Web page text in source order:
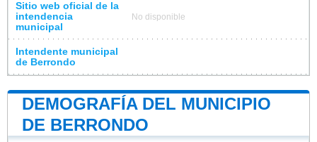
Sitio web oficial de la
intendencia
municipal
No disponible
Intendente municipal
de Berrondo
DEMOGRAFÍA DEL MUNICIPIO
DE BERRONDO